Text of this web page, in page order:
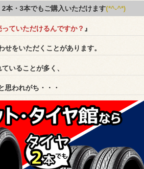
本・3本でもご購入いただけます(*^-^*)
ていただけるんですか？ 』
せをいただくことがあります。
いることが多く、
思われがち・・・